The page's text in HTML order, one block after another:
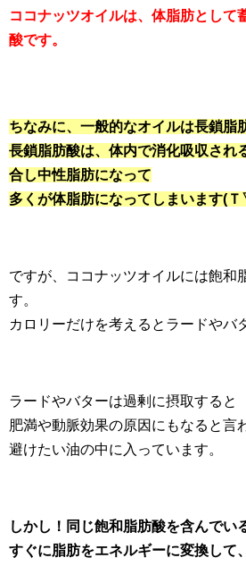
ココナッツオイルは、体脂肪として
酸です。
ちなみに、一般的なオイルは長鎖脂
長鎖脂肪酸は、体内で消化吸収され
合し中性脂肪になって
多くが体脂肪になってしまいます(
ですが、ココナッツオイルには飽和
す。
カロリーだけを考えるとラードやバ
ラードやバターは過剰に摂取すると
肥満や動脈効果の原因にもなると言
避けたい油の中に入っています。
しかし！同じ飽和脂肪酸を含んでい
すぐに脂肪をエネルギーに変換して